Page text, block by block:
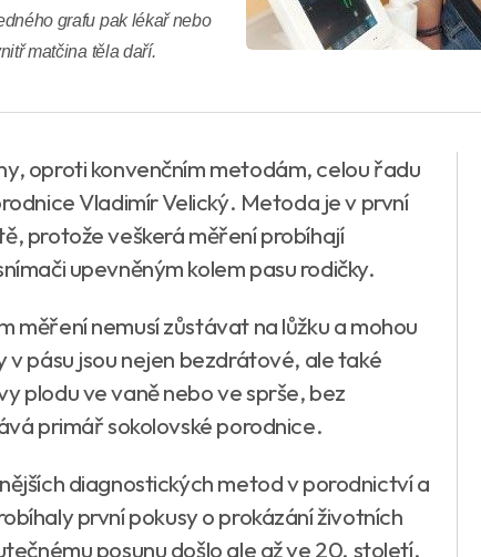
grafu pak lékař nebo
matčina těla daří.
oproti konvenčním metodám, celou řadu
Vladimír Velický. Metoda je v první
protože veškerá měření probíhají
upevněným kolem pasu rodičky.
měření nemusí zůstávat na lůžku a mohou
pásu jsou nejen bezdrátové, ale také
plodu ve vaně nebo ve sprše, bez
primář sokolovské porodnice.
diagnostických metod v porodnictví a
první pokusy o prokázání životních
posunu došlo ale až ve 20. století,